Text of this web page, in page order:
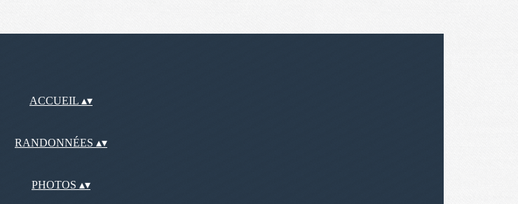
ACCUEIL ▴▾
RANDONNÉES ▴▾
PHOTOS ▴▾